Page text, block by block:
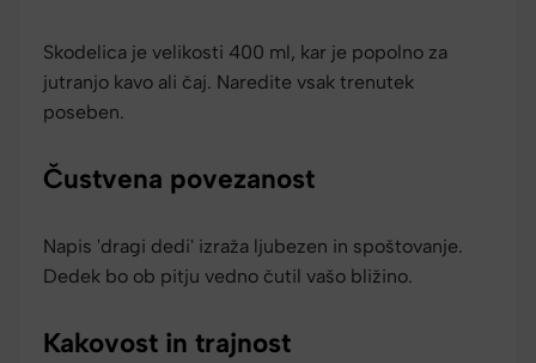
Skodelica je velikosti 400 ml, kar je popolno za
jutranjo kavo ali čaj. Naredite vsak trenutek
poseben.
Čustvena povezanost
Napis 'dragi dedi' izraža ljubezen in spoštovanje.
Dedek bo ob pitju vedno čutil vašo bližino.
Kakovost in trajnost